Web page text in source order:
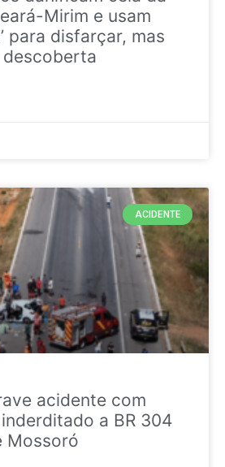
Mirim e usam
para disfarçar, mas
ACIDENTE
acidente com
a BR 304
Mossoró